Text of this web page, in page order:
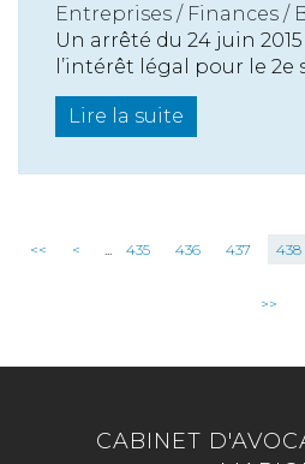
Entreprises / Finances /
Un arrêté du 24 juin
l’intérêt légal pour le 2e
Lire la suite
<< < ... 435 436 437 438
>>
CABINET